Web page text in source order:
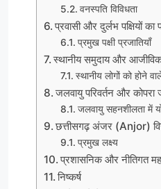
वनस्पति विविधता
प्रवासी और दुर्लभ पक्षियों
प्रमुख पक्षी प्रजातियाँ
स्थानीय समुदाय और
स्थानीय लोगों को होने
जलवायु परिवर्तन और
जलवायु सहनशीलता में
छत्तीसगढ़ अंजर (Anjor)
प्रमुख लक्ष्य
प्रशासनिक और नीतिगत
निष्कर्ष